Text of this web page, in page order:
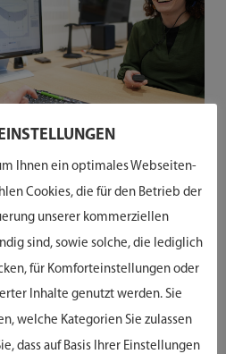
ONLINE
Ihnen ein optimales Webseiten-
Cookies, die für den Betrieb der
unserer kommerziellen
sind, sowie solche, die lediglich
für Komforteinstellungen oder
Inhalte genutzt werden. Sie
welche Kategorien Sie zulassen
dass auf Basis Ihrer Einstellungen